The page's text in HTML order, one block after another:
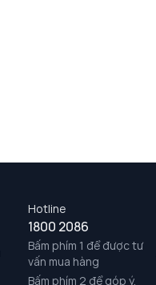
Hotline
1800 2086
Bấm phím 1 để được tư
vấn mua hàng
Bấm phím 2 để góp ý,